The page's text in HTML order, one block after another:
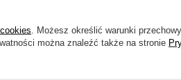
. Możesz określić warunki
można znaleźć także na stronie